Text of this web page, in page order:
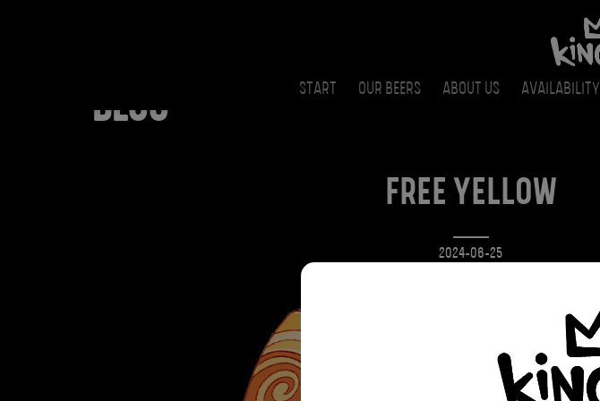
START OUR BEERS ABOUT US AVAILABILITY
BLOG
FREE YELLOW
2024-06-25